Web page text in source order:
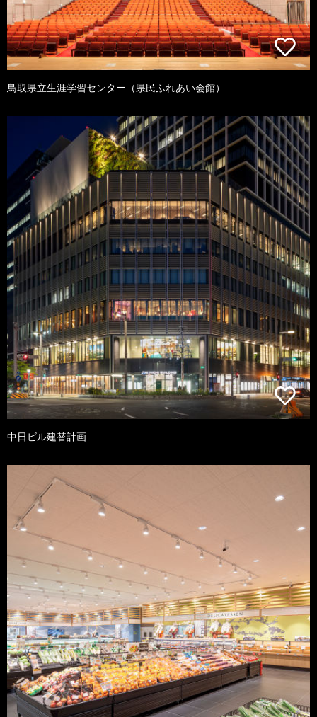
鳥取県立生涯学習センター（県民ふれあい会館）
中日ビル建替計画